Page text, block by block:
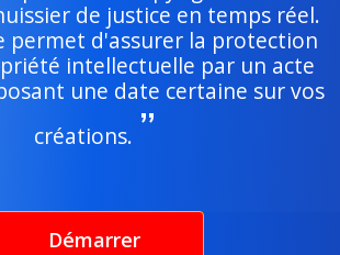
de justice en temps réel.
permet d'assurer la protection
intellectuelle par un acte
une date certaine sur vos
créations.
Démarrer